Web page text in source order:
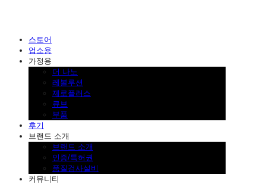
스토어
업소용
가정용
더 나노
레볼루션
제로플러스
큐브
부품
후기
브랜드 소개
브랜드 소개
인증/특허권
품질검사설비
커뮤니티